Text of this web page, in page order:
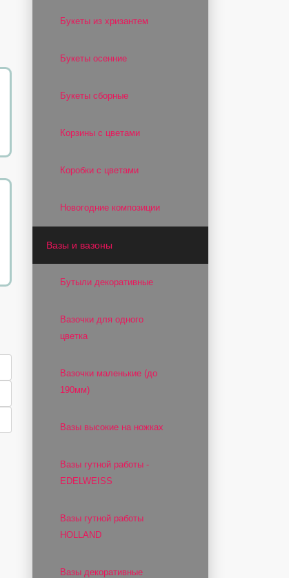
Букеты из хризантем
Букеты осенние
Букеты сборные
Корзины с цветами
Коробки с цветами
Новогодние композиции
Вазы и вазоны
Бутыли декоративные
Вазочки для одного
цветка
Вазочки маленькие (до
190мм)
Вазы высокие на ножках
Вазы гутной работы -
EDELWEISS
Вазы гутной работы
HOLLAND
Вазы декоративные